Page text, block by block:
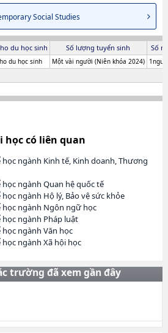
Social Studies
du học sinh Số lượng tuyển sinh Số
du học sinh Một vài người (Niên khóa 2024)
có liên quan
ngành Kinh tế, Kinh doanh, Thương
ngành Quan hệ quốc tế
ngành Hộ lý, Bảo vệ sức khỏe
ngành Ngôn ngữ học
ngành Pháp luật
ngành Văn học
ngành Xã hội học
trường đã xem gần đây